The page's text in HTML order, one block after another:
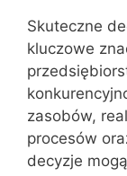
Skuteczne
kluczowe
zasobów,
procesów
decyzje